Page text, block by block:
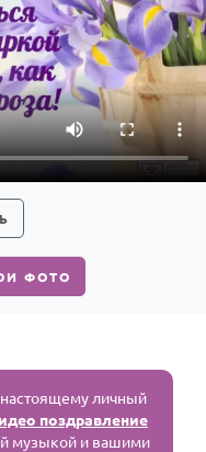
ФОТО
настоящему личный
поздравление
музыкой и вашими